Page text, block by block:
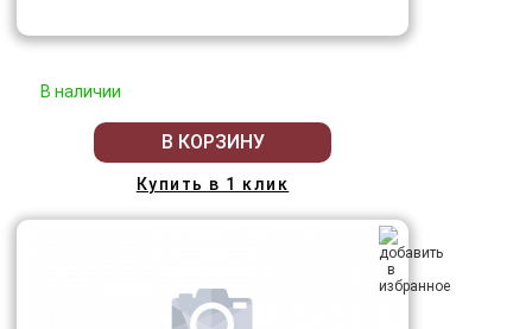
В наличии
В КОРЗИНУ
Купить в 1 клик